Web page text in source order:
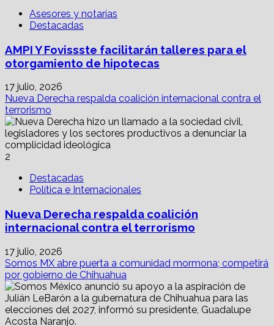
proptech
Xante
durante
1S23
Asesores y notarías
Destacadas
AMPI Y Fovissste facilitarán talleres para el
otorgamiento de hipotecas
17 julio, 2026
Nueva Derecha respalda coalición internacional contra el
terrorismo
2
Destacadas
Política e Internacionales
Nueva Derecha respalda coalición
internacional contra el terrorismo
17 julio, 2026
Somos MX abre puerta a comunidad mormona; competirá
por gobierno de Chihuahua